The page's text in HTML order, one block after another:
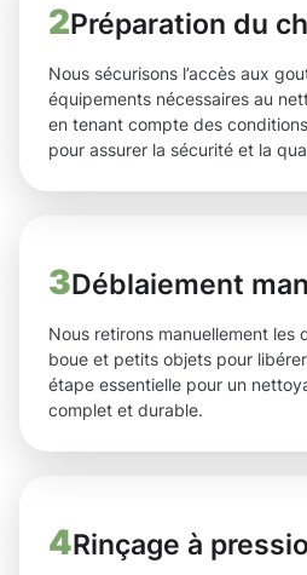
2Préparation du
Nous sécurisons l’accès aux
équipements nécessaires au
en tenant compte des
pour assurer la sécurité et la
3Déblaiement
Nous retirons manuellement les
boue et petits objets pour
étape essentielle pour un
complet et durable.
4Rinçage à